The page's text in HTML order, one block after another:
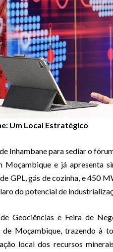
Um Local Estratégico
Inhambane para sediar o
Moçambique e já apresenta
GPL, gás de cozinha, e 450
do potencial de
Geociências e Feira de
Moçambique, trazendo à
local dos recursos